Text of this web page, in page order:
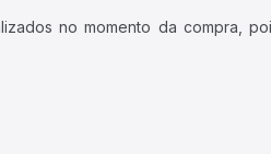
no momento da compra,